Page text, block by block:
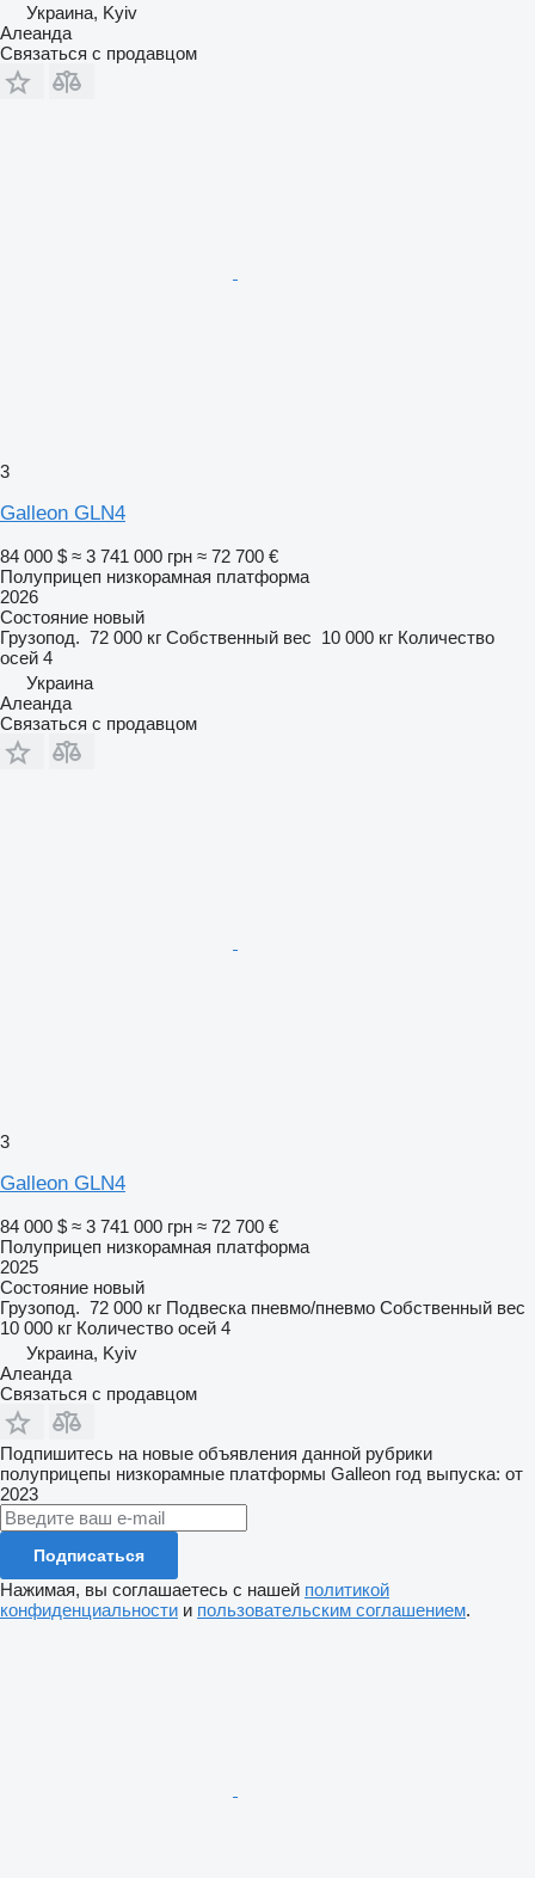
Украина, Kyiv
Алеанда
Связаться с продавцом
3
Galleon GLN4
84 000 $ ≈ 3 741 000 грн ≈ 72 700 €
Полуприцеп низкорамная платформа
2026
Состояние новый
Грузопод. 72 000 кг Собственный вес 10 000 кг Количество
осей 4
Украина
Алеанда
Связаться с продавцом
3
Galleon GLN4
84 000 $ ≈ 3 741 000 грн ≈ 72 700 €
Полуприцеп низкорамная платформа
2025
Состояние новый
Грузопод. 72 000 кг Подвеска пневмо/пневмо Собственный вес
10 000 кг Количество осей 4
Украина, Kyiv
Алеанда
Связаться с продавцом
Подпишитесь на новые объявления данной рубрики
полуприцепы низкорамные платформы Galleon год выпуска: от
2023
Подписаться
Нажимая, вы соглашаетесь с нашей политикой
конфиденциальности и пользовательским соглашением.